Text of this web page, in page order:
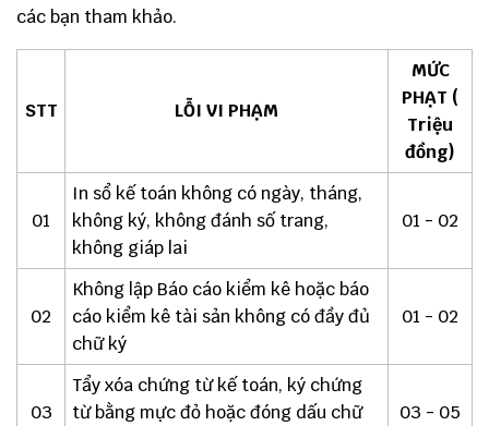
các bạn tham khảo.
STT LỖI VI PHẠM
MỨC
PHẠT (
Triệu
đồng)
01
In sổ kế toán không có ngày, tháng,
không ký, không đánh số trang,
không giáp lai
01 - 02
02
Không lập Báo cáo kiểm kê hoặc báo
cáo kiểm kê tài sản không có đầy đủ
chữ ký
01 - 02
03
Tẩy xóa chứng từ kế toán, ký chứng
từ bằng mực đỏ hoặc đóng dấu chữ
03 - 05